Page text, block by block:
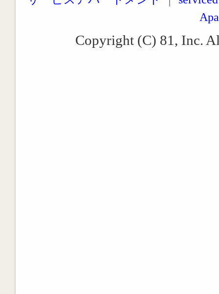
Copyright (C) 81, Inc.